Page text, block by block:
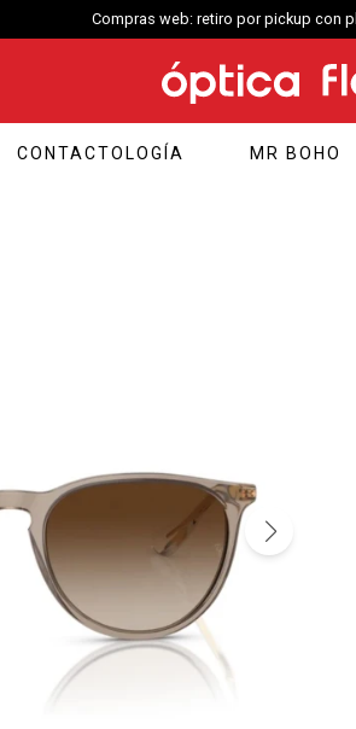
Compras web: retiro por pickup con
CONTACTOLOGÍA MR BOHO